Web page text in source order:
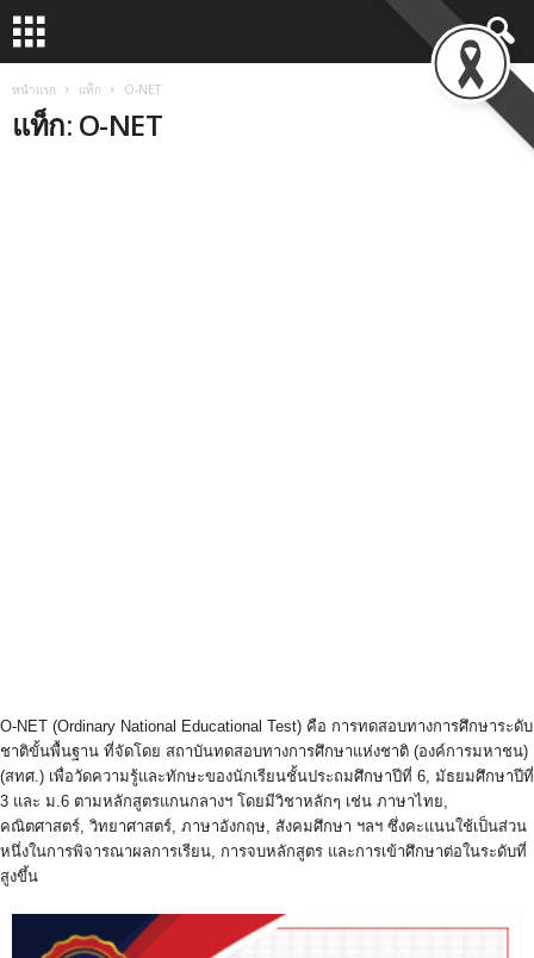
หน้าแรก แท็ก O-NET
แท็ก: O-NET
O-NET (Ordinary National Educational Test) คือ การทดสอบทางการศึกษาระดับ
ชาติขั้นพื้นฐาน ที่จัดโดย สถาบันทดสอบทางการศึกษาแห่งชาติ (องค์การมหาชน)
(สทศ.) เพื่อวัดความรู้และทักษะของนักเรียนชั้นประถมศึกษาปีที่ 6, มัธยมศึกษาปีที่
3 และ ม.6 ตามหลักสูตรแกนกลางฯ โดยมีวิชาหลักๆ เช่น ภาษาไทย,
คณิตศาสตร์, วิทยาศาสตร์, ภาษาอังกฤษ, สังคมศึกษา ฯลฯ ซึ่งคะแนนใช้เป็นส่วน
หนึ่งในการพิจารณาผลการเรียน, การจบหลักสูตร และการเข้าศึกษาต่อในระดับที่
สูงขึ้น